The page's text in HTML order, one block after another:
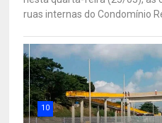
ruas internas do Condomínio
10